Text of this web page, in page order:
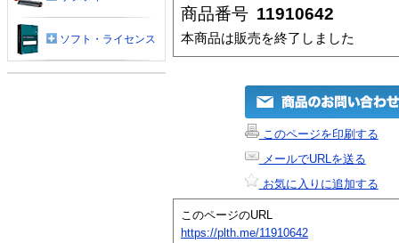
商品番号 11910642
本商品は販売を終了しました
このページを印刷する
メールでURLを送る
お気に入りに追加する
このページのURL
https://plth.me/11910642
ソフト・ライセンス